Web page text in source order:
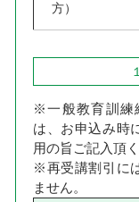
方）
※一般教育訓練
は、お申込み時
用の旨ご記入頂
※再受講割引に
ません。